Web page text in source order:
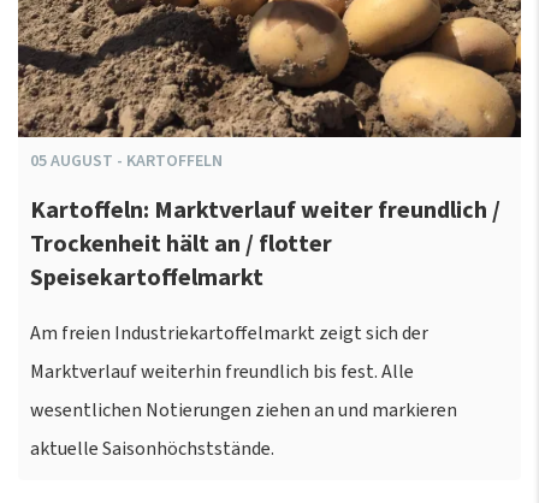
05AUGUST - KARTOFFELN
Kartoffeln: Marktverlauf weiter freundlich /
Trockenheit hält an / flotter
Speisekartoffelmarkt
Am freien Industriekartoffelmarkt zeigt sich der
Marktverlauf weiterhin freundlich bis fest. Alle
wesentlichen Notierungen ziehen an und markieren
aktuelle Saisonhöchststände.